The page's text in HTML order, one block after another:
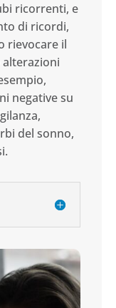
ricorrenti, e
di ricordi,
rievocare il
negative su
del sonno,